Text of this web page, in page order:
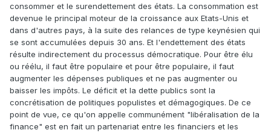
consommer et le surendettement des états. La consommation est
devenue le principal moteur de la croissance aux Etats-Unis et
dans d'autres pays, à la suite des relances de type keynésien qui
se sont accumulées depuis 30 ans. Et l'endettement des états
résulte indirectement du processus démocratique. Pour être élu
ou réélu, il faut être populaire et pour être populaire, il faut
augmenter les dépenses publiques et ne pas augmenter ou
baisser les impôts. Le déficit et la dette publics sont la
concrétisation de politiques populistes et démagogiques. De ce
point de vue, ce qu'on appelle communément "libéralisation de la
finance" est en fait un partenariat entre les financiers et les